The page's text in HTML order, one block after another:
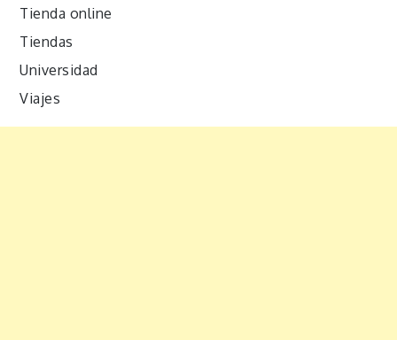
Tienda online
Tiendas
Universidad
Viajes